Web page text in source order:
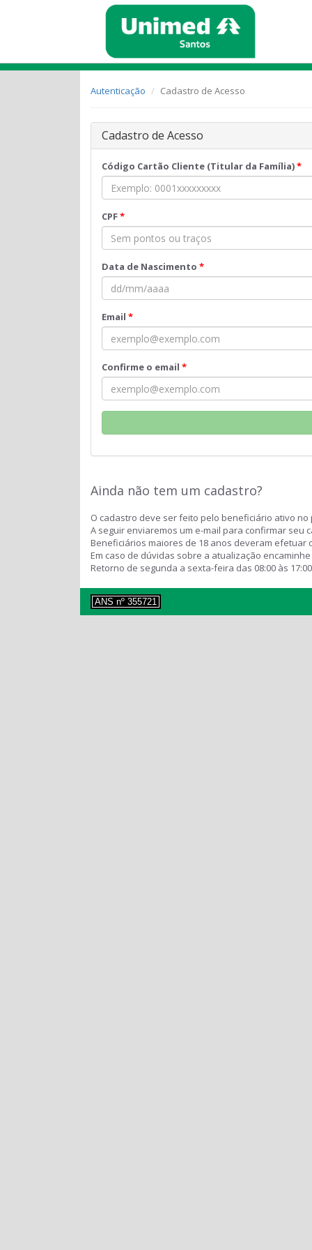
Autenticação Cadastro de Acesso
Cadastro de Acesso
Código Cartão Cliente (Titular da Família)
CPF
Data de Nascimento
Email
Confirme o email
Ainda não tem um cadastro?
O cadastro deve ser feito pelo beneficiário ativo no
A seguir enviaremos um e-mail para confirmar seu
Beneficiários maiores de 18 anos deveram efetuar
Em caso de dúvidas sobre a atualização
Retorno de segunda a sexta-feira das 08:00 às
ANS nº 355721